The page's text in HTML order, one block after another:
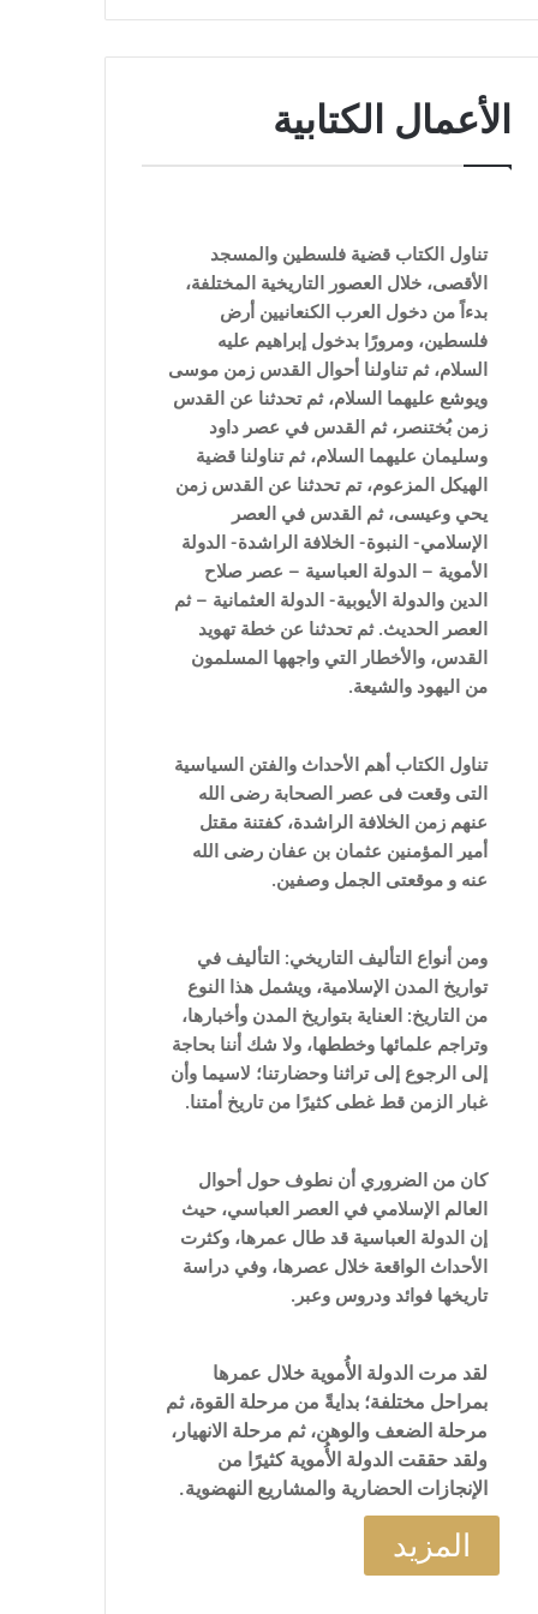
الأعمال الكتابية
تناول الكتاب قضية فلسطين والمسجد
الأقصى، خلال العصور التاريخية المختلفة،
بدءاً من دخول العرب الكنعانيين أرض
فلسطين، ومرورًا بدخول إبراهيم عليه
السلام، ثم تناولنا أحوال القدس زمن موسى
ويوشع عليهما السلام، ثم تحدثنا عن القدس
زمن بُختنصر، ثم القدس في عصر داود
وسليمان عليهما السلام، ثم تناولنا قضية
الهيكل المزعوم، تم تحدثنا عن القدس زمن
يحي وعيسى، ثم القدس في العصر
الإسلامي- النبوة- الخلافة الراشدة- الدولة
الأموية – الدولة العباسية – عصر صلاح
الدين والدولة الأيوبية- الدولة العثمانية – ثم
العصر الحديث. ثم تحدثنا عن خطة تهويد
القدس، والأخطار التي واجهها المسلمون
من اليهود والشيعة.
تناول الكتاب أهم الأحداث والفتن ا لسياسية
التى وقعت فى عصر الصحابة رضى الله
عنهم زمن الخلافة الراشدة، كفتنة مقتل
أمير المؤمنين عثمان بن عفان رضى الله
عنه و موقعتى الجمل وصفين.
ومن أنواع التأليف التاريخي: التأليف في
تواريخ المدن الإسلامية، ويشمل هذا النوع
من التاريخ: العناية بتواريخ المدن وأخبارها،
وتراجم علمائها وخططها، ولا شك أننا بحاجة
إلى الرجوع إلى تراثنا وحضارتنا؛ لاسيما وأن
غبار الزمن قط غطى كثيرًا من تاريخ أمتنا.
كان من الضروري أن نطوف حول أحوال
العالم الإسلامي في العصر العباسي، حيث
إن الدولة العباسية قد طال عمرها، وكثرت
الأحداث الواقعة خلال عصرها، وفي دراسة
تاريخها فوائد ودروس وعبر.
لقد مرت الدولة الأُموية خلال عمرها
بمراحل مختلفة؛ بدايةً من مرحلة القوة، ثم
مرحلة الضعف والوهن، ثم مرحلة الانهيار،
ولقد حققت الدولة الأُموية كثيرًا من
الإنجازات الحضارية والمشاريع النهضوية.
المزيد